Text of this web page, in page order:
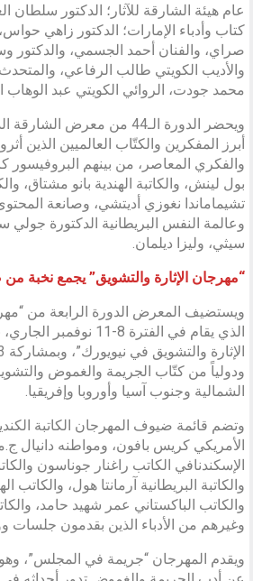
عام هيئة الشارقة للآثار؛ الدكتور سلطان
كتاب وأدباء الإمارات؛ الدكتور زاهي
صراي، والفنان أحمد الجسمي، والدكتور
والأديب الكويتي طالب الرفاعي،
محمد جودت، الروائي الكويتي عبد الوهاب
ويحضر الدورة الـ44 من معرض
أبرز المفكرين والكتّاب العالميين الذين
والفكري المعاصر، من بينهم البروفيسور
بول لينش، والكاتبة الهندية بانو مشتاق،
تشيماماندا نغوزي أديتشي، وصانعة المحتوى
وعالمة النفس البريطانية الدكتورة جولي
سيثي، وليزا ديلمان.
“مهرجان الإثارة والتشويق” يجمع نخبة
ويستضيف المعرض الدورة الرابعة من
الذي يقام في الفترة 8-11
ودولياً من كتّاب الجريمة والغموض
الشمالية وجنوب آسيا وأوروبا وإفريقيا.
وتضم قائمة ضيوف المهرجان الكاتبة
الأمريكي كريس بافون، ومواطنه دانيال
الإسكندنافي الكاتب راغنار جوناسون
والكاتبة البريطانية آرمانتا هول،
والكاتب الباكستاني عمر شهيد حامد،
وغيرهم من الأدباء الذين بقدمون
ويقدم المهرجان “جريمة في المجلس”،